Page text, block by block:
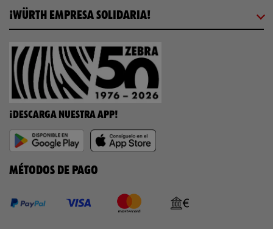
¡WÜRTH EMPRESA SOLIDARIA!
¡DESCARGA NUESTRA APP!
MÉTODOS DE PAGO